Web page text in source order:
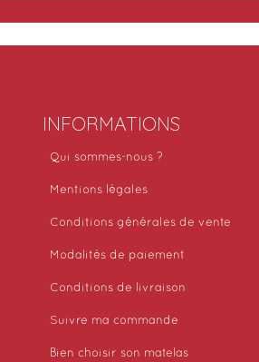
INFORMATIONS
Qui sommes-nous ?
Mentions légales
Conditions générales de vente
Modalités de paiement
Conditions de livraison
Suivre ma commande
Bien choisir son matelas